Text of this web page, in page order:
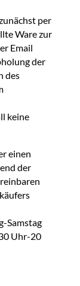
per
Ware zur
Email
der
des
keine
einen
der
Samstag
Uhr-20